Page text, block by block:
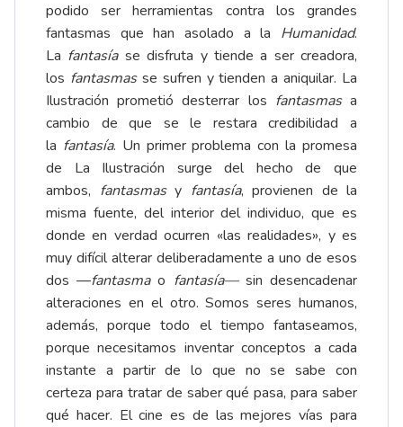
podido ser herramientas contra los grandes
fantasmas que han asolado a la Humanidad.
La fantasíase disfruta y tiende a ser creadora,
los fantasmasse sufren y tienden a aniquilar. La
Ilustración prometió desterrar los fantasmasa
cambio de que se le restara credibilidad a
la fantasía. Un primer problema con la promesa
de La Ilustración surge del hecho de que
ambos, fantasmasy fantasía, provienen de la
misma fuente, del interior del individuo, que es
donde en verdad ocurren «las realidades», y es
muy difícil alterar deliberadamente a uno de esos
dos —fantasmao fantasía—sin desencadenar
alteraciones en el otro. Somos seres humanos,
además, porque todo el tiempo fantaseamos,
porque necesitamos inventar conceptos a cada
instante a partir de lo que no se sabe con
certeza para tratar de saber qué pasa, para saber
qué hacer. El cine es de las mejores vías para